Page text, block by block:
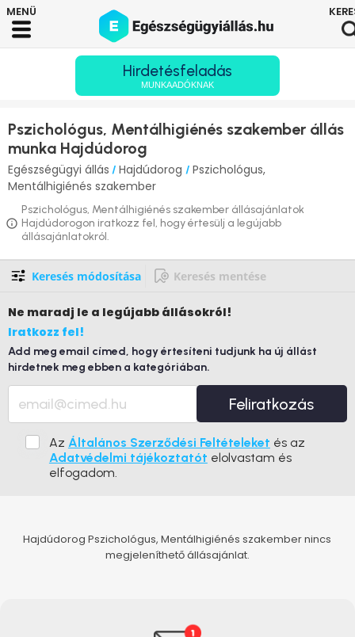
Hirdetésfeladás
MUNKAADÓKNAK
Pszichológus, Mentálhigiénés szakember állás
munka Hajdúdorog
Egészségügyi állás / Hajdúdorog / Pszichológus,
Mentálhigiénés szakember
Pszichológus, Mentálhigiénés szakember állásajánlatok
Hajdúdorogon iratkozz fel, hogy értesülj a legújabb
állásajánlatokról.
Keresés módosítása Keresés mentése
Ne maradj le a legújabb állásokról!
Iratkozz fel!
Add meg email címed, hogy értesíteni tudjunk ha új állást
hirdetnek meg ebben a kategóriában.
Feliratkozás
Az Általános Szerződési Feltételeket és az
Adatvédelmi tájékoztatót elolvastam és
elfogadom.
Hajdúdorog Pszichológus, Mentálhigiénés szakember nincs
megjeleníthető állásajánlat.